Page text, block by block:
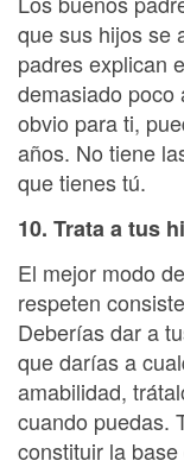
que sus hijos se
padres explican
demasiado poco
obvio para ti,
años. No tiene
que tienes tú.
10. Trata a tus
El mejor modo
respeten
Deberías dar a
que darías a
amabilidad,
cuando puedas.
constituir la